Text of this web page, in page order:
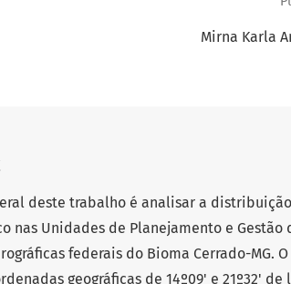
Mirna Karla
deste trabalho é analisar a
nas Unidades de Planejamento e Gestão
federais do Bioma Cerrado-MG.
geográficas de 14º09' e 21º32'